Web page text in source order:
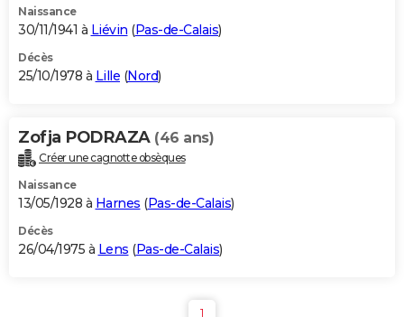
Naissance
30/11/1941 à Liévin (Pas-de-Calais)
Décès
25/10/1978 à Lille (Nord)
Zofja PODRAZA (46 ans)
Créer une cagnotte obsèques
Naissance
13/05/1928 à Harnes (Pas-de-Calais)
Décès
26/04/1975 à Lens (Pas-de-Calais)
1